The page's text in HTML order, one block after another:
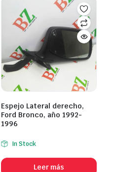
Espejo Lateral derecho,
Ford Bronco, año 1992-
1996
In Stock
Leer más